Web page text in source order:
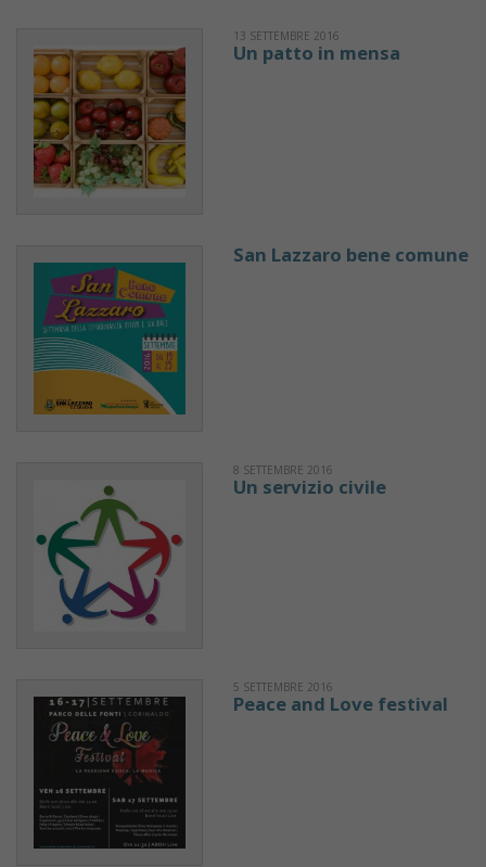
13 SETTEMBRE 2016
Un patto in mensa
San Lazzaro bene comune
8 SETTEMBRE 2016
Un servizio civile
5 SETTEMBRE 2016
Peace and Love festival